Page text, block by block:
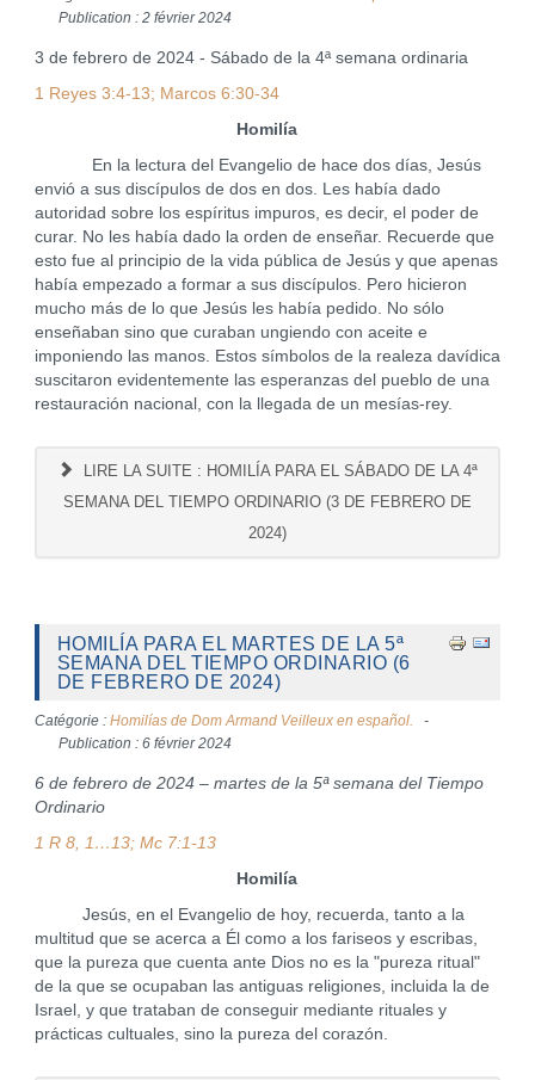
Publication : 2 février 2024
3 de febrero de 2024 - Sábado de la 4ª semana ordinaria
1 Reyes 3:4-13; Marcos 6:30-34
Homilía
En la lectura del Evangelio de hace dos días, Jesús
envió a sus discípulos de dos en dos. Les había dado
autoridad sobre los espíritus impuros, es decir, el poder de
curar. No les había dado la orden de enseñar. Recuerde que
esto fue al principio de la vida pública de Jesús y que apenas
había empezado a formar a sus discípulos. Pero hicieron
mucho más de lo que Jesús les había pedido. No sólo
enseñaban sino que curaban ungiendo con aceite e
imponiendo las manos. Estos símbolos de la realeza davídica
suscitaron evidentemente las esperanzas del pueblo de una
restauración nacional, con la llegada de un mesías-rey.
LIRE LA SUITE : HOMILÍA PARA EL SÁBADO DE LA 4ª
SEMANA DEL TIEMPO ORDINARIO (3 DE FEBRERO DE
2024)
HOMILÍA PARA EL MARTES DE LA 5ª
SEMANA DEL TIEMPO ORDINARIO (6
DE FEBRERO DE 2024)
Catégorie : Homilías de Dom Armand Veilleux en español.
Publication : 6 février 2024
6 de febrero de 2024 – martes de la 5ª semana del Tiempo
Ordinario
1 R 8, 1…13; Mc 7:1-13
Homilía
Jesús, en el Evangelio de hoy, recuerda, tanto a la
multitud que se acerca a Él como a los fariseos y escribas,
que la pureza que cuenta ante Dios no es la "pureza ritual"
de la que se ocupaban las antiguas religiones, incluida la de
Israel, y que trataban de conseguir mediante rituales y
prácticas cultuales, sino la pureza del corazón.